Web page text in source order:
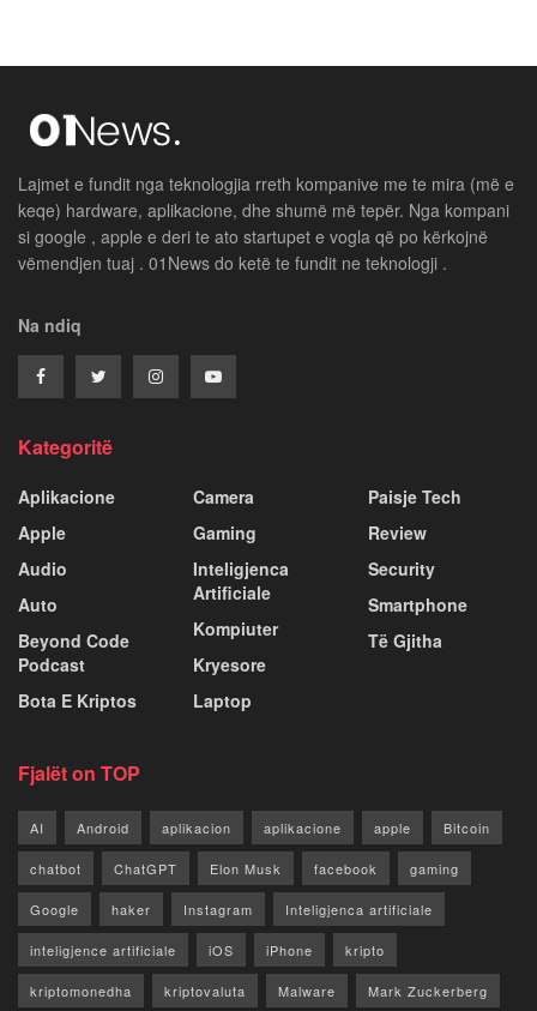
Lajmet e fundit nga teknologjia rreth kompanive me te mira (më e
keqe) hardware, aplikacione, dhe shumë më tepër. Nga kompani
si google , apple e deri te ato startupet e vogla që po kërkojnë
vëmendjen tuaj . 01News do ketë te fundit ne teknologji .
Na ndiq
Kategoritë
Aplikacione
Apple
Audio
Auto
Beyond Code
Podcast
Bota E Kriptos
Camera
Gaming
Inteligjenca
Artificiale
Kompiuter
Kryesore
Laptop
Paisje Tech
Review
Security
Smartphone
Të Gjitha
Fjalët on TOP
AI Android aplikacion aplikacione apple Bitcoin
chatbot ChatGPT Elon Musk facebook gaming
Google haker Instagram Inteligjenca artificiale
inteligjence artificiale iOS iPhone kripto
kriptomonedha kriptovaluta Malware Mark Zuckerberg